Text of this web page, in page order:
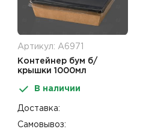
Артикул: А6971
Контейнер бум б/
крышки 1000мл
крафт+черный OneClick
В наличии
Доставка:
Самовывоз: